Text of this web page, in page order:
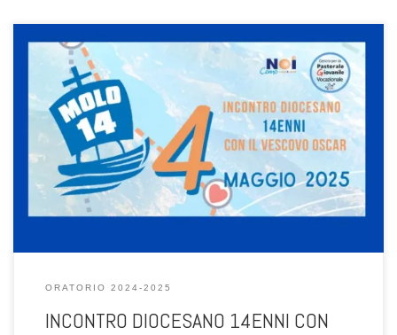
Domenica 4 maggio 2025 – ISCRIZIONI SU SANSONE. Siete pronti a ri-
prendere il largo? Noi abbiamo rimesso in moto la macchina
organizzativa per riuscire a farvi vivere una bella giornata all’insegna
della condivisione, della festa e gioia di ritrovarsi: tutti
i 14enni provenienti da tutto il territorio diocesano si radunano
intorno al […]
ORATORIO 2024-2025
INCONTRO DIOCESANO 14ENNI CON